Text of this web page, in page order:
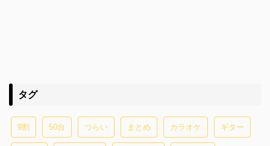
タグ
9割 50台 つらい まとめ カラオケ ギター